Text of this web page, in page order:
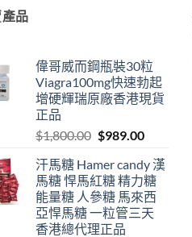
品
偉哥威而鋼瓶裝30粒
Viagra100mg快速勃起
增硬輝瑞原廠香港現貨
正品
$1,800.00 Original
was:
$1,800.00.
$989.00Current
is:
$989.00.
汗馬糖 Hamer candy 漢
馬糖 悍馬紅糖 精力糖
能量糖 人參糖 馬來西
亞悍馬糖 一粒管三天
香港總代理正品